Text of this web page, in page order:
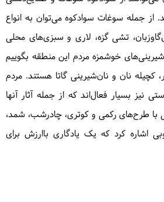
از جمله سوغات سوادکوه می‌توان به انواع
تشی گزه، لاری و سبزی‌های محلی
شیرینی‌های خوشمزه مردم این منطقه بگوییم
نان و نان‌شیرینی گاتا هستند. مردم
نیز بسیار فعال‌اند که از جمله آثار آنها
با طرح‌های رکمی و کوتری، چادرشب، شمد،
اشاره کرد که یک یادگاری باارزش برای